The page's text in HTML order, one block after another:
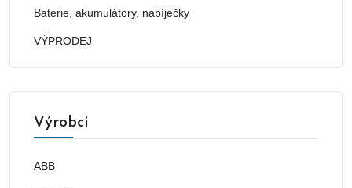
Baterie, akumulátory, nabíječky
VÝPRODEJ
Výrobci
ABB